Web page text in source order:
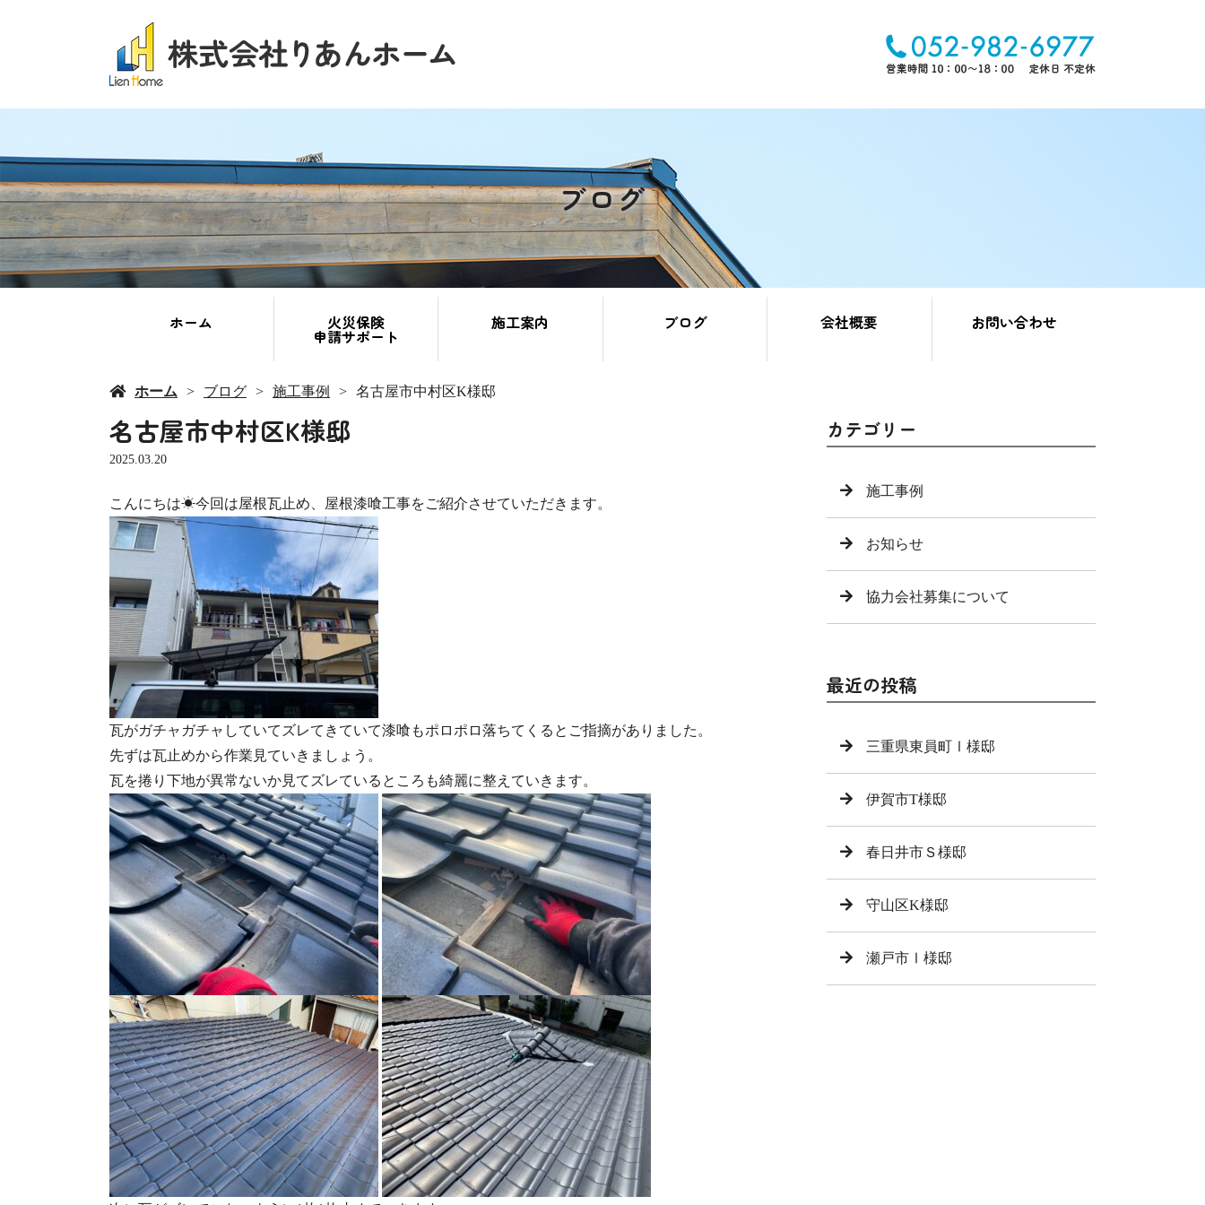
ブログ
ホーム 火災保険
申請サポート
施工案内 ブログ 会社概要 お問い合わせ
ホーム ブログ 施工事例 名古屋市中村区K様邸
名古屋市中村区K様邸
2025.03.20
こんにちは☀今回は屋根瓦止め、屋根漆喰工事をご紹介させていただきます。
瓦がガチャガチャしていてズレてきていて漆喰もポロポロ落ちてくるとご指摘がありました。
先ずは瓦止めから作業見ていきましょう。
瓦を捲り下地が異常ないか見てズレているところも綺麗に整えていきます。
カテゴリー
施工事例
お知らせ
協力会社募集について
最近の投稿
三重県東員町Ⅰ様邸
伊賀市T様邸
春日井市Ｓ様邸
守山区K様邸
瀬戸市Ⅰ様邸